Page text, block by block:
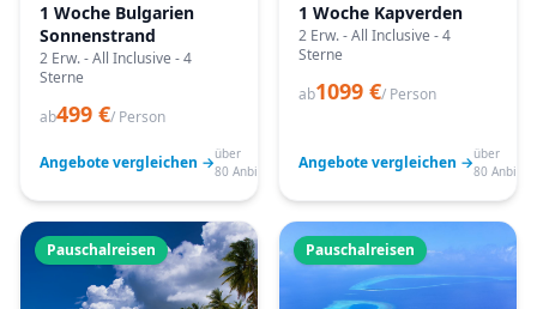
1 Woche Bulgarien
Sonnenstrand
2 Erw. - All Inclusive - 4
Sterne
ab499 €/ Person
Angebote vergleichen →über
80 Anbieter
1 Woche Kapverden
2 Erw. - All Inclusive - 4
Sterne
ab1099 €/ Person
Angebote vergleichen →über
80
Pauschalreisen Pauschalreisen